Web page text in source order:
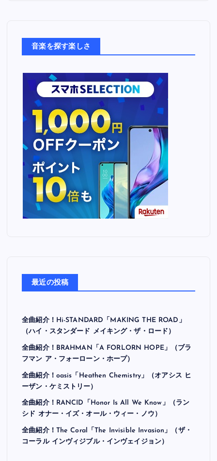
音楽を探す楽しさ
最近の投稿
全曲紹介！Hi-STANDARD「MAKING THE ROAD」
（ハイ・スタンダード メイキング・ザ・ロード）
全曲紹介！BRAHMAN「A FORLORN HOPE」（ブラ
フマン ア・フォーローン・ホープ）
全曲紹介！oasis「Heathen Chemistry」（オアシス ヒ
ーザン・ケミストリー）
全曲紹介！RANCID「Honor Is All We Know」（ラン
シド オナー・イズ・オール・ウィー・ノウ）
全曲紹介！The Coral「The Invisible Invasion」（ザ・
コーラル インヴィジブル・インヴェイジョン）